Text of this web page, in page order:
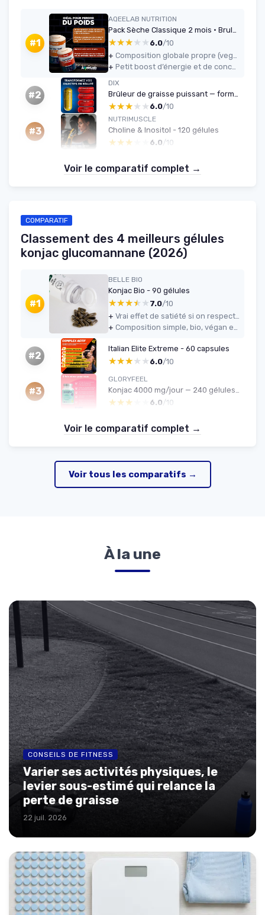
#1
AQEELAB NUTRITION
Pack Sèche Classique 2 mois • Bruleur de graisse + Carnitine • Déstockage des graisses • Boost l'énergie • Préserve les muscles • Testé en laboratoire • Made in France • Eco-responsable • AqeeLab Pack Sèche 2 Mois
★★★★★
★★★★★ 6.0/10
+
Composition globale propre (vegan, sans gluten/lactose, fabriqué en France, testé en labo)
+
Petit boost d’énergie et de concentration appréciable pendant la sèche
#2
DIX
★★★★★
★★★★★ 6.0/10
#3
NUTRIMUSCLE
Choline & Inositol - 120 gélules
★★★★★
★★★★★ 6.0 /10
Voir le comparatif complet →
COMPARATIF
Classement des 4 meilleurs gélules
konjac glucomannane (2026)
#1
BELLE BIO
Konjac Bio - 90 gélules
★★★★★
★★★★★ 7.0/10
+
Vrai effet de satiété si on respecte les 3 gélules avant chaque repas avec beaucoup d’eau
+
Composition simple, bio, végan et fabriquée en France, sans stimulants ni liste d’additifs à rallonge
#2
Italian Elite Extreme - 60 capsules
★★★★★
★★★★★ 6.0/10
#3
GLORYFEEL
★★★★★
★★★★★ 6.0 /10
Voir le comparatif complet →
Voir tous les comparatifs →
À la une
CONSEILS DE FITNESS
Varier ses activités physiques, le
levier sous-estimé qui relance la
perte de graisse
22 juil. 2026